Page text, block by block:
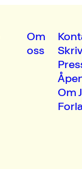
Om
oss
Om